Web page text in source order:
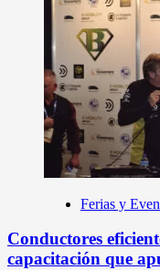
Ferias y
Conductores
capacitación que